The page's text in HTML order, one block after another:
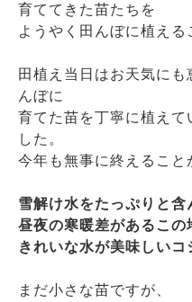
育ててきた苗たちを
ようやく田んぼに植える
田植え当日はお天気に
んぼに
育てた苗を丁寧に植え
した。
今年も無事に終えるこ
雪解け水をたっぷりと含
昼夜の寒暖差があるこの
きれいな水が美味しいコ
まだ小さな苗ですが、